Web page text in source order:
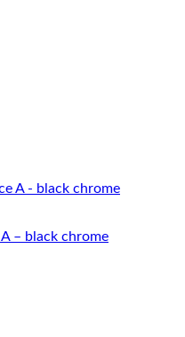
– black chrome